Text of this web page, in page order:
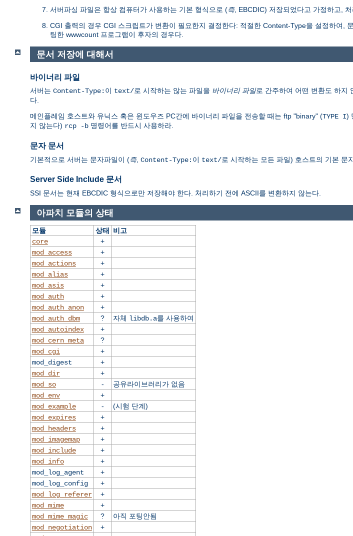
서버파싱 파일은 항상 컴퓨터가 사용하는 기본 형식으로 (즉, EBCDIC) 저장되었다고 가정하고,
CGI 출력의 경우 CGI 스크립트가 변환이 필요한지 결정한다: 적절한 Content-Type을 설정하여,
팅한 wwwcount 프로그램이 후자의 경우다.
문서 저장에 대해서
바이너리 파일
서버는 Content-Type: 이 text/로 시작하는 않는 파일을 바이너리 파일로 간주하여 어떤 변환도 하지
다.
메인플레임 호스트와 유닉스 혹은 윈도우즈 PC간에 바이너리 파일을 전송할 때는 ftp "binary" (TYPE I)
지 않는다) rcp -b 명령어를 반드시 사용하라.
문자 문서
기본적으로 서버는 문자파일이 (즉, Content-Type: 이 text/로 시작하는 모든 파일) 호스트의 기본 문
Server Side Include 문서
SSI 문서는 현재 EBCDIC 형식으로만 저장해야 한다. 처리하기 전에 ASCII를 변환하지 않는다.
아파치 모듈의 상태
모듈 상태
비고
core
+
mod_access
+
mod_actions
+
mod_alias
+
mod_asis
+
mod_auth
+
mod_auth_anon
+
mod_auth_dbm
? 자체 libdb.a를 사용하여
mod_autoindex
+
mod_cern_meta
?
mod_cgi
+
mod_digest
+
mod_dir
+
mod_so
-
공유라이브러리가 없음
mod_env
+
mod_example
-
(시험 단계)
mod_expires
+
mod_headers
+
mod_imagemap
+
mod_include
+
mod_info
+
mod_log_agent
+
mod_log_config
+
mod_log_referer
+
mod_mime
+
mod_mime_magic
?
아직 포팅안됨
mod_negotiation
+